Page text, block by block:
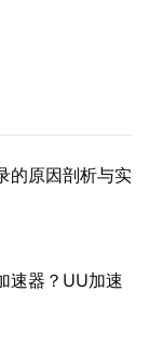
的原因剖析与实
速器？UU加速